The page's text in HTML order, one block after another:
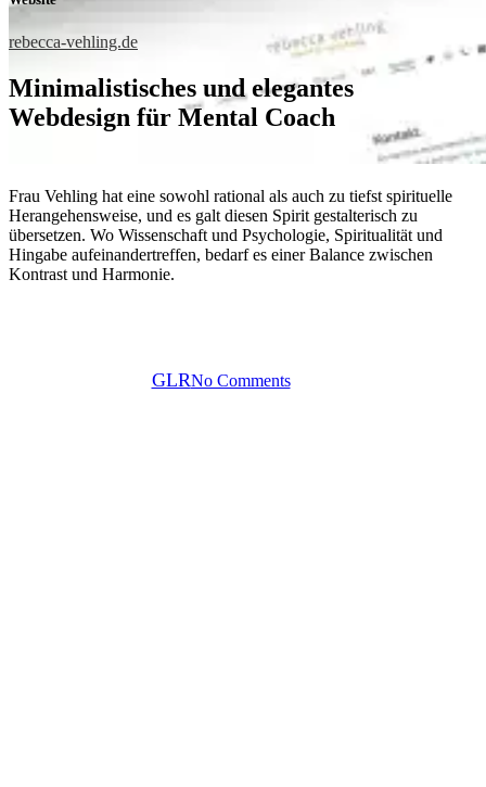
Design Portfolio Webdesign Webseiten
Webdesign für Mental Coach
GLRNo Comments1 min read
rebecca-vehling.de
Minimalistisches und elegantes
Webdesign für Mental Coach
Frau Vehling hat eine sowohl rational als auch zu tiefst spirituelle
Herangehensweise, und es galt diesen Spirit gestalterisch zu
übersetzen. Wo Wissenschaft und Psychologie, Spiritualität und
Hingabe aufeinandertreffen, bedarf es einer Balance zwischen
Kontrast und Harmonie.